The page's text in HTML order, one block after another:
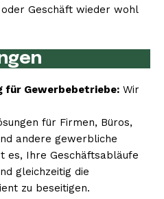
Geschäft wieder wohl
für Gewerbebetriebe: Wir
für Firmen, Büros,
andere gewerbliche
es, Ihre Geschäftsabläufe
gleichzeitig die
zu beseitigen.